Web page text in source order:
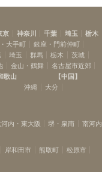
京 神奈川 千葉 埼玉
栃木
大手町
銀座・門前仲町
埼玉 群馬 栃木
茨城
金山・鶴舞
名古屋市近郊
歌山 【中国 】
沖縄
大分
河内・東大阪 堺・泉南
南河内
岸和田市 熊取町
松原市